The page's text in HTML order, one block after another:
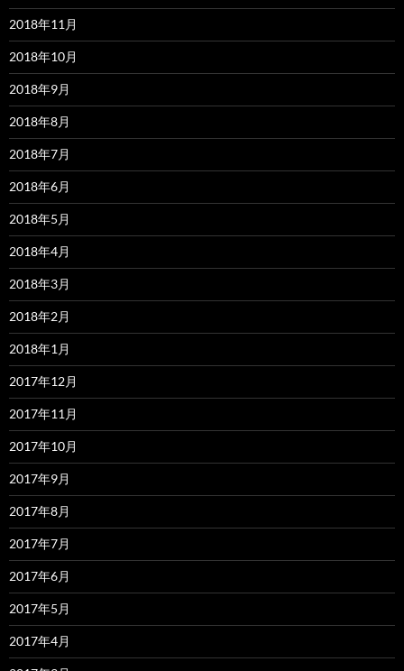
2018年11月
2018年10月
2018年9月
2018年8月
2018年7月
2018年6月
2018年5月
2018年4月
2018年3月
2018年2月
2018年1月
2017年12月
2017年11月
2017年10月
2017年9月
2017年8月
2017年7月
2017年6月
2017年5月
2017年4月